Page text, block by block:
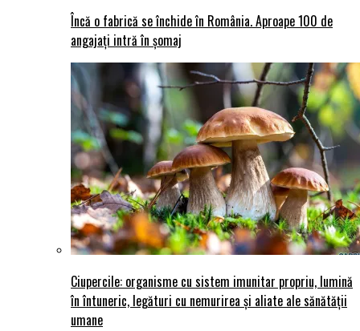
Încă o fabrică se închide în România. Aproape 100 de
angajați intră în șomaj
Ciupercile: organisme cu sistem imunitar propriu, lumină
în întuneric, legături cu nemurirea și aliate ale sănătății
umane